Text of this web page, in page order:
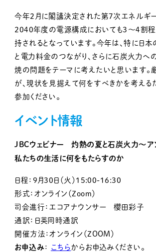
今年2月に閣議決定された第7次エネルギ
2040年度の電源構成においても３～４割
持されるとなっています。今年は、特に日
と電力料金のつながり、さらに石炭火力へ
焼の問題をテーマに考えたいと思います。
が、現状を見据えて何をすべきかを考える
参加ください。
イベント情報
JBCウェビナー 灼熱の夏と石炭火力～ア
私たちの生活に何をもたらすのか
日程：９月30日（火）15:00-16:30
形式：オンライン（Zoom）
司会進行：エコアナウンサー 櫻田彩子
通訳：日英同時通訳
開催方法：オンライン（ZOOM）
お申込み： こちら からお申込みください。